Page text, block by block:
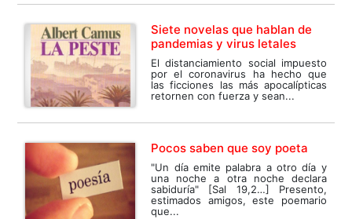
Siete novelas que hablan de
pandemias y virus letales
El distanciamiento social impuesto
por el coronavirus ha hecho que
las ficciones las más apocalípticas
retornen con fuerza y sean...
Pocos saben que soy poeta
"Un día emite palabra a otro día y
una noche a otra noche declara
sabiduría" [Sal 19,2…] Presento,
estimados amigos, este poemario
que...